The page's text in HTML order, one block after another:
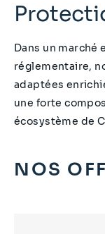
Dans un
réglementaire,
adaptées
une forte
écosystème de
NOS